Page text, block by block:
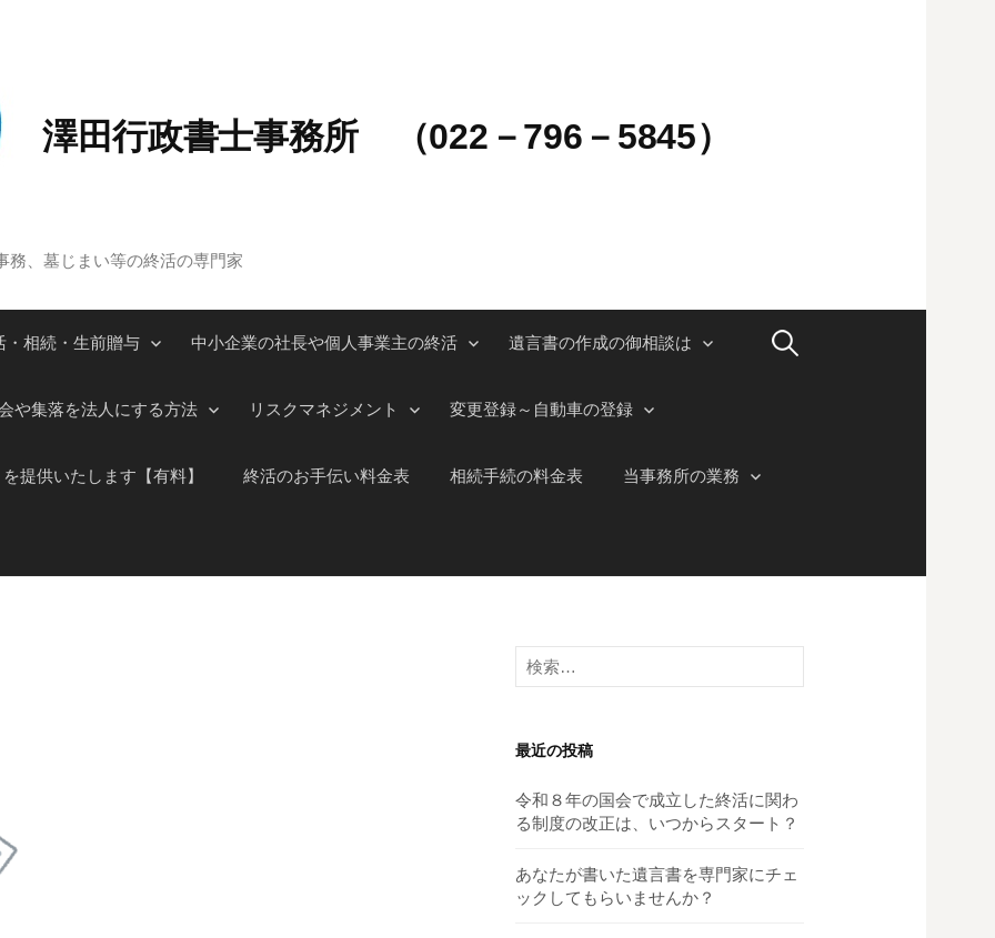
澤田行政書士事務所 （022－796－5845）
務、墓じまい等の終活の専門家
・相続・生前贈与 中小企業の社長や個人事業主の終活 遺言書の作成の御相談は
や集落を法人にする方法 リスクマネジメント 変更登録～自動車の登録
提供いたします【有料】 終活のお手伝い料金表 相続手続の料金表 当事務所の業務
検
検
索:
最近の投稿
令和８年の国会で成立した終活に関わ
る制度の改正は、いつからスタート？
あなたが書いた遺言書を専門家にチェ
ックしてもらいませんか？